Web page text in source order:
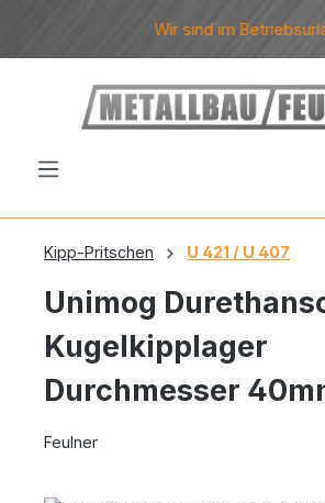
Zum Hauptinhalt springen
Wir sind im
Kipp-Pritschen U 421 / U 407
Unimog
Kugelkipplager
Durchmesser
Feulner